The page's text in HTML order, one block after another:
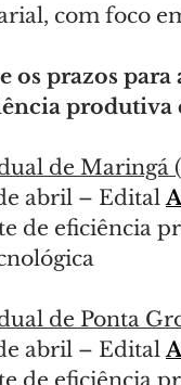
com foco
os prazos
de Maringá
abril – Edital
de eficiência
de Ponta
abril – Edital